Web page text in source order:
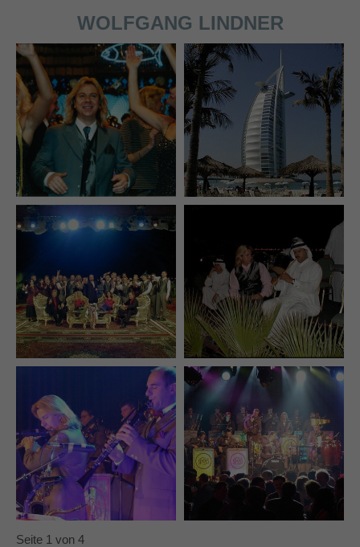
WOLFGANG LINDNER
Seite 1 von 4